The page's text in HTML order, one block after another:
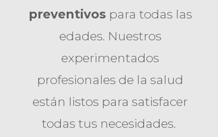
preventivos para todas las
edades. Nuestros
experimentados
profesionales de la salud
están listos para satisfacer
todas tus necesidades.